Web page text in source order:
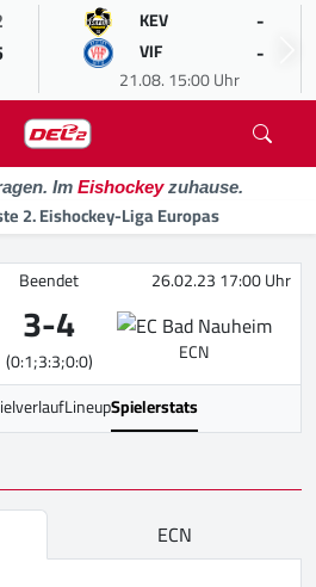
KEV -
VIF -
21.08. 15:00 Uhr
Im Eishockeyzuhause.
2. Eishockey-Liga Europas
Beendet 26.02.23 17:00 Uhr
3-4
(0:1;3:3;0:0)
ECN
LineupSpielerstats
ECN